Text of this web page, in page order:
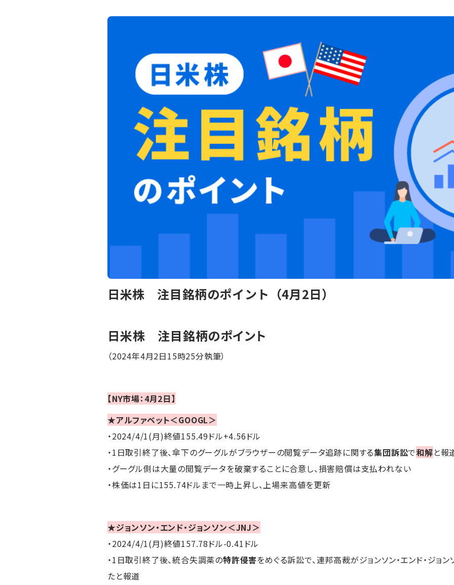
日米株 注目銘柄のポイント（4月2日）
日米株 注目銘柄のポイント
（2024年4月2日15時25分執筆）
【NY市場：4月2日】
★アルファベット＜GOOGL＞
・2024/4/1(月)終値155.49ドル+4.56ドル
・1日取引終了後、傘下のグーグルがブラウザーの閲覧データ追跡に関する集団訴訟で和解と報
・グーグル側は大量の閲覧データを破棄することに合意し、損害賠償は支払われない
・株価は1日に155.74ドルまで一時上昇し、上場来高値を更新
★ジョンソン・エンド・ジョンソン＜JNJ＞
・2024/4/1(月)終値157.78ドル-0.41ドル
・1日取引終了後、統合失調薬の特許侵害をめぐる訴訟で、連邦高裁がジョンソン・エンド・ジョ
たと報道